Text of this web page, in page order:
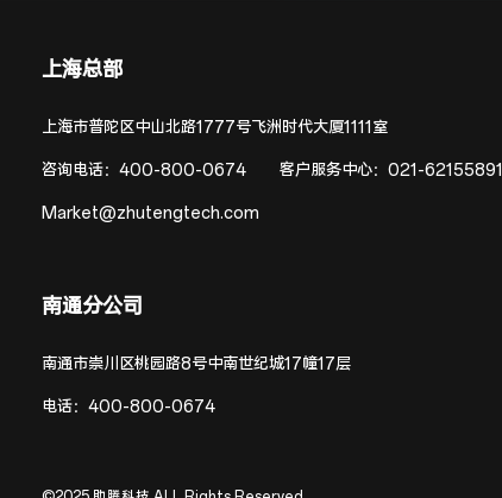
上海总部
上海市普陀区中山北路1777号飞洲时代大厦1111室
咨询电话：400-800-0674 客户服务中心：021-62155891
Market@zhutengtech.com
南通分公司
南通市崇川区桃园路8号中南世纪城17幢17层
电话：400-800-0674